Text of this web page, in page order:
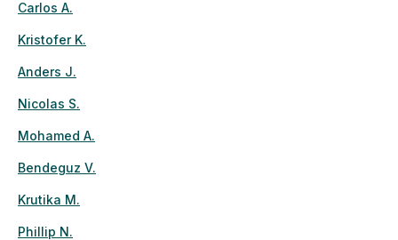
Carlos A.
Kristofer K.
Anders J.
Nicolas S.
Mohamed A.
Bendeguz V.
Krutika M.
Phillip N.